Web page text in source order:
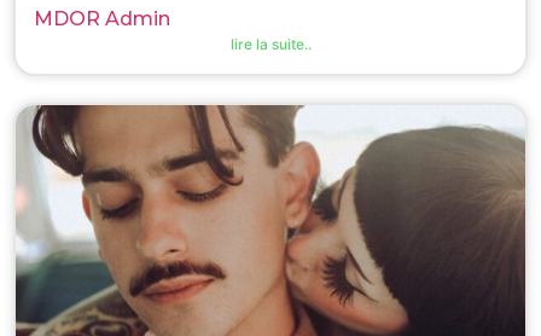
MDOR Admin
lire la suite..